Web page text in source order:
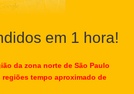
em 1 hora!
da zona norte de São Paulo
regiões tempo aproximado de